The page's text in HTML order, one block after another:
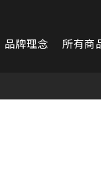
品牌理念 所有商